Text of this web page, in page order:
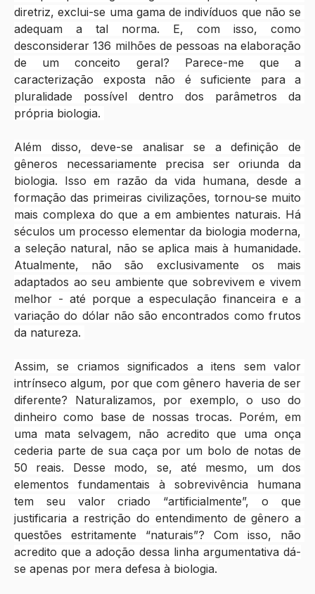
diretriz, exclui-se uma gama de indivíduos que não se
adequam a tal norma. E, com isso, como
desconsiderar 136 milhões de pessoas na elaboração
de um conceito geral? Parece-me que a
caracterização exposta não é suficiente para a
pluralidade possível dentro dos parâmetros da
própria biologia.
Além disso, deve-se analisar se a definição de
gêneros necessariamente precisa ser oriunda da
biologia. Isso em razão da vida humana, desde a
formação das primeiras civilizações, tornou-se muito
mais complexa do que a em ambientes naturais. Há
séculos um processo elementar da biologia moderna,
a seleção natural, não se aplica mais à humanidade.
Atualmente, não são exclusivamente os mais
adaptados ao seu ambiente que sobrevivem e vivem
melhor - até porque a especulação financeira e a
variação do dólar não são encontrados como frutos
da natureza.
Assim, se criamos significados a itens sem valor
intrínseco algum, por que com gênero haveria de ser
diferente? Naturalizamos, por exemplo, o uso do
dinheiro como base de nossas trocas. Porém, em
uma mata selvagem, não acredito que uma onça
cederia parte de sua caça por um bolo de notas de
50 reais. Desse modo, se, até mesmo, um dos
elementos fundamentais à sobrevivência humana
tem seu valor criado “artificialmente”, o que
justificaria a restrição do entendimento de gênero a
questões estritamente “naturais”? Com isso, não
acredito que a adoção dessa linha argumentativa dá-
se apenas por mera defesa à biologia.